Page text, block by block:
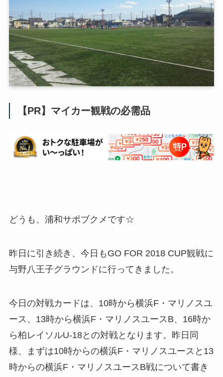
【PR】マイカー観戦の必需品
どうも、浦和サポブクメです☆
昨日に引き続き、今日もGO FOR 2018 CUP観戦に
与野八王子グラウンドに行ってきました。
今日の対戦カードは、10時から横浜F・マリノスユ
ース、13時から横浜F・マリノスユースB、16時か
ら柏レイソルU-18との対戦となります。昨日同
様、まずは10時からの横浜F・マリノスユースと13
時からの横浜F・マリノスユースB戦について書き